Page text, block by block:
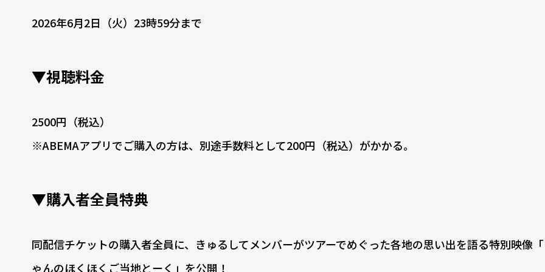
2026年6月2日（火）23時59分まで
▼視聴料金
2500円（税込）
※ABEMAアプリでご購入の方は、別途手数料として200円（税込）がかかる。
▼購入者全員特典
同配信チケットの購入者全員に、きゅるしてメンバーがツアーでめぐった各地の思い出を語る特別映像
ゃんのほくほくご当地とーく」を公開！